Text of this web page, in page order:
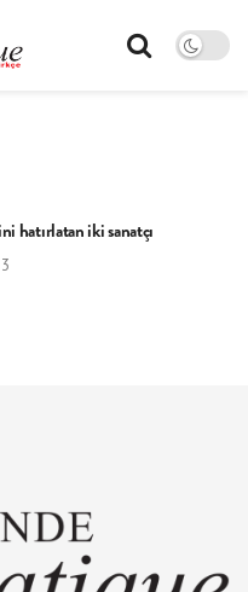
hatırlatan iki sanatçı